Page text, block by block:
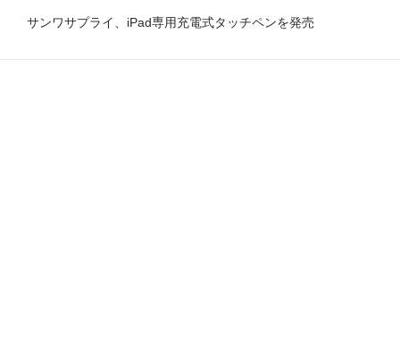
サンワサプライ、iPad専用充電式タッチペンを発売